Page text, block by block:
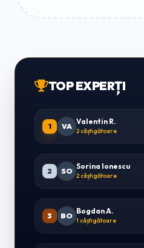
TOP EXPERȚI
1 VA Valentin R.
2 câștigătoare
2 SO Sorina Ionescu
2 câștigătoare
3 BO Bogdan A.
1 câștigătoare